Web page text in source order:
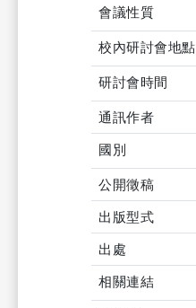
會議性質
校內研討會地點
研討會時間
通訊作者
國別
公開徵稿
出版型式
出處
相關連結